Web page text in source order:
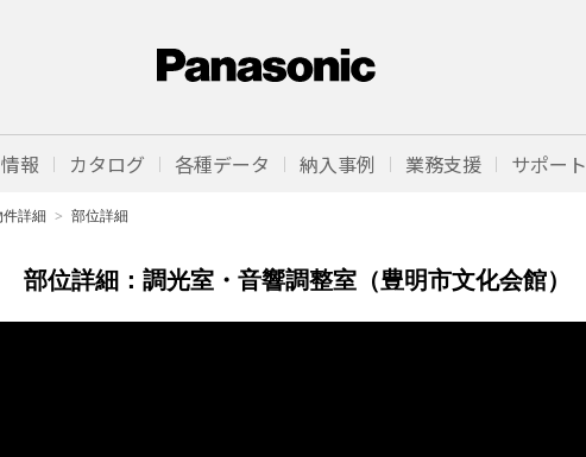
報 カタログ 各種データ 納入事例 業務支援 サポート
件詳細 部位詳細
部位詳細： 調光室・音響調整室（豊明市文化会館）